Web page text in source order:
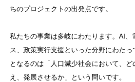
ちのプロジェクトの出発点です。
私たちの事業は多岐にわたります。AI、
ス、政策実行支援といった分野にわた
となるのは「人口減少社会において、
え、発展させるか」という問いです。